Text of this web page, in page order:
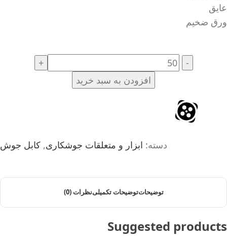
عایق
ورق ضخیم
افزودن به سبد خرید
دسته: ابزار و متعلقات جوشکاری, کابل جوش
توضیحاتتوضیحات تکمیلینظرات (0)
Suggested products